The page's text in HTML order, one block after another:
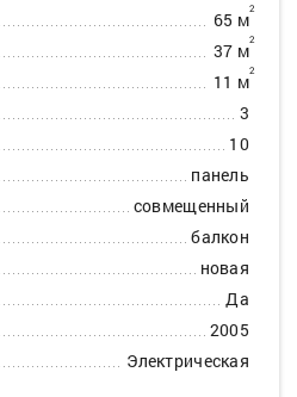
65 м2
37 м2
11 м2
3
10
панель
совмещенный
балкон
новая
Да
2005
Электрическая